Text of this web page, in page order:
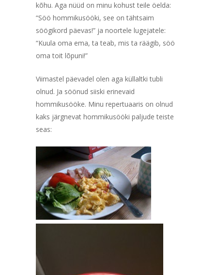
kõhu. Aga nüüd on minu kohust teile öelda:
“Söö hommikusööki, see on tähtsaim
söögikord päevas!” ja noortele lugejatele:
“Kuula oma ema, ta teab, mis ta räägib, söö
oma toit lõpuni!”
Viimastel päevadel olen aga küllaltki tubli
olnud. Ja söönud siiski erinevaid
hommikusööke. Minu repertuaaris on olnud
kaks järgnevat hommikusööki paljude teiste
seas: